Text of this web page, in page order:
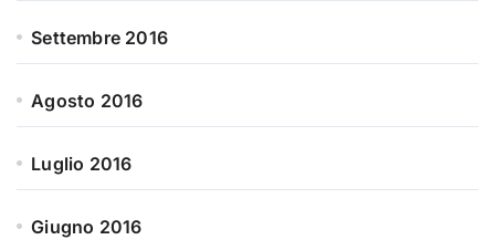
Settembre 2016
Agosto 2016
Luglio 2016
Giugno 2016